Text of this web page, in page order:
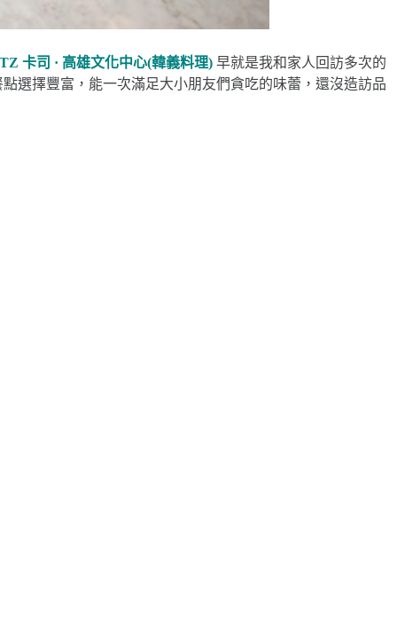
卡司 · 高雄文化中心(韓義料理) 早就是我和家人回訪多次的
選擇豐富，能一次滿足大小朋友們貪吃的味蕾，還沒造訪品